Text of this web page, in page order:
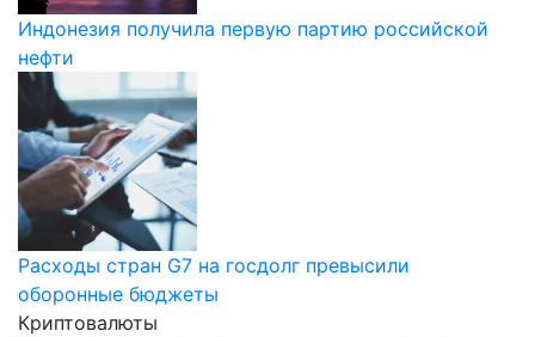
Индонезия получила первую партию российской
нефти
Расходы стран G7 на госдолг превысили
оборонные бюджеты
Криптовалюты